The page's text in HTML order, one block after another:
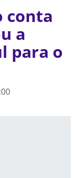
conta
a
para o